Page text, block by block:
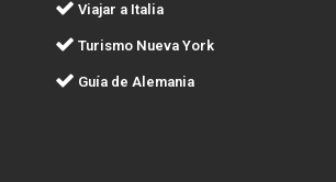
Viajar a Italia
Turismo Nueva York
Guía de Alemania